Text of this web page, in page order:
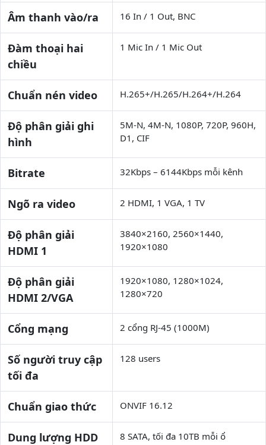
Âm thanh vào/ra 16 In / 1 Out, BNC
Đàm thoại hai
chiều
1 Mic In / 1 Mic Out
Chuẩn nén video H.265+/H.265/H.264+/H.264
Độ phân giải ghi
hình
5M-N, 4M-N, 1080P, 720P, 960H,
D1, CIF
Bitrate 32Kbps – 6144Kbps mỗi kênh
Ngõ ra video 2 HDMI, 1 VGA, 1 TV
Độ phân giải
HDMI 1
3840×2160, 2560×1440,
1920×1080
Độ phân giải
HDMI 2/VGA
1920×1080, 1280×1024,
1280×720
Cổng mạng 2 cổng RJ-45 (1000M)
Số người truy cập
tối đa
128 users
Chuẩn giao thức ONVIF 16.12
Dung lượng HDD 8 SATA, tối đa 10TB mỗi ổ